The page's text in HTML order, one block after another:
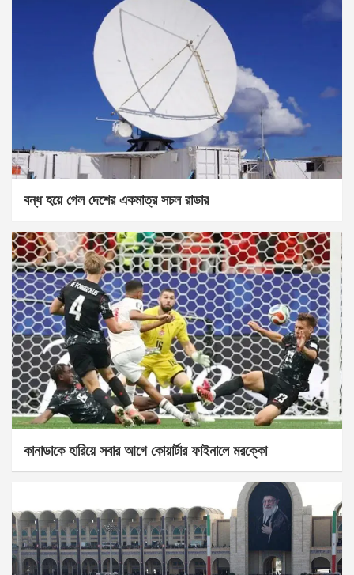
বন্ধ হয়ে গেল দেশের একমাত্র সচল রাডার
কানাডাকে হারিয়ে সবার আগে কোয়ার্টার ফাইনালে মরক্কো